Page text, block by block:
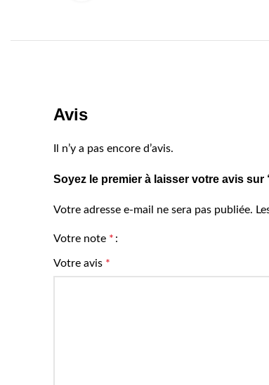
Avis
Il n’y a pas encore d’avis.
Soyez le premier à laisser votre avis sur
Votre adresse e-mail ne sera pas publiée.
Votre note *
Votre avis *